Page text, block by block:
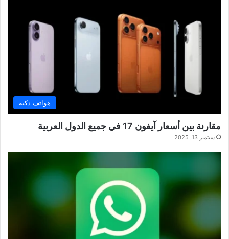
هواتف ذكية
مقارنة بين أسعار آيفون 17 في جميع الدول العربية
سبتمبر 13, 2025